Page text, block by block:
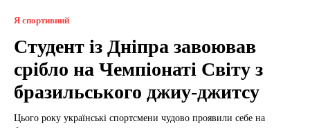
Я спортивний
Студент із Дніпра завоював
срібло на Чемпіонаті Світу з
бразильського джиу-джитсу
Цього року українські спортсмени чудово проявили себе на